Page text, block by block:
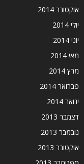
אוקטובר 2014
יולי 2014
יוני 2014
מאי 2014
מרץ 2014
פברואר 2014
ינואר 2014
דצמבר 2013
נובמבר 2013
אוקטובר 2013